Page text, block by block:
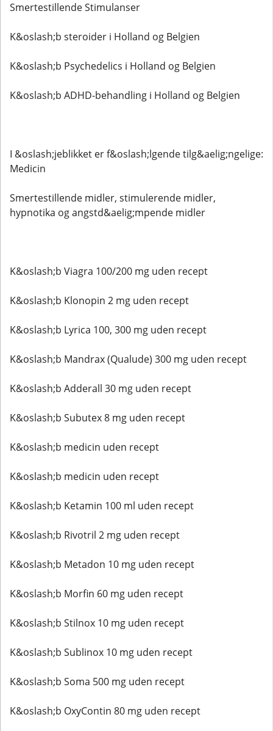
Smertestillende Stimulanser
K&oslash;b steroider i Holland og Belgien
K&oslash;b Psychedelics i Holland og Belgien
K&oslash;b ADHD-behandling i Holland og Belgien
I &oslash;jeblikket er f&oslash;lgende tilg&aelig;ngelige:
Medicin
Smertestillende midler, stimulerende midler,
hypnotika og angstd&aelig;mpende midler
K&oslash;b Viagra 100/200 mg uden recept
K&oslash;b Klonopin 2 mg uden recept
K&oslash;b Lyrica 100, 300 mg uden recept
K&oslash;b Mandrax (Qualude) 300 mg uden recept
K&oslash;b Adderall 30 mg uden recept
K&oslash;b Subutex 8 mg uden recept
K&oslash;b medicin uden recept
K&oslash;b medicin uden recept
K&oslash;b Ketamin 100 ml uden recept
K&oslash;b Rivotril 2 mg uden recept
K&oslash;b Metadon 10 mg uden recept
K&oslash;b Morfin 60 mg uden recept
K&oslash;b Stilnox 10 mg uden recept
K&oslash;b Sublinox 10 mg uden recept
K&oslash;b Soma 500 mg uden recept
K&oslash;b OxyContin 80 mg uden recept